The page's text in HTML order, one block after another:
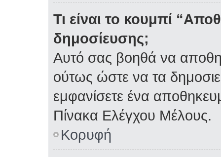
Τι είναι το κουμπί
δημοσίευσης;
Αυτό σας βοηθά να
ούτως ώστε να τα
εμφανίσετε ένα
Πίνακα Ελέγχου Μέλους.
Κορυφή